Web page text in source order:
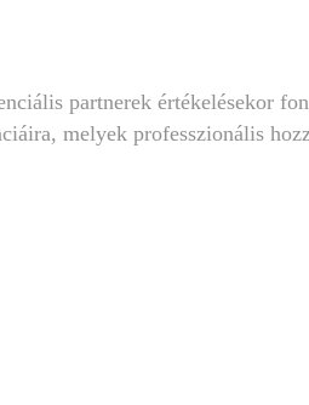
partnerek értékelésekor
melyek professzionális